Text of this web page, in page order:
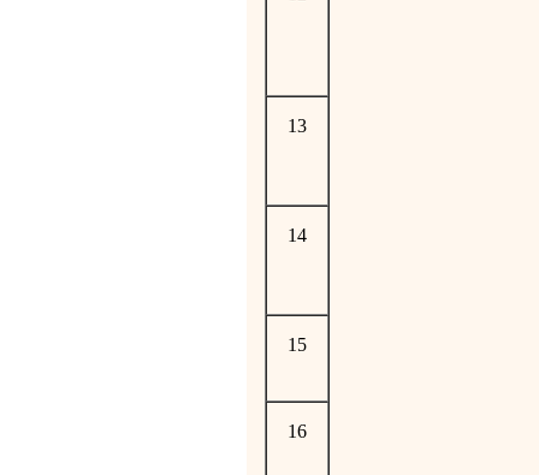
13
14
15
16